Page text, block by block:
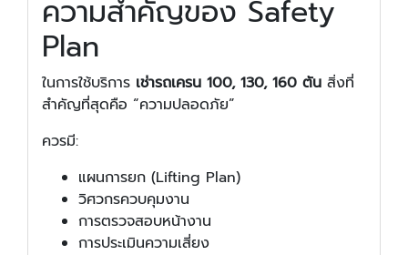
ความสำคัญของ Safety
Plan
ในการใช้บริการ เช่ารถเครน 100, 130, 160 ตัน สิ่งที่
สำคัญที่สุดคือ “ความปลอดภัย”
ควรมี:
แผนการยก (Lifting Plan)
วิศวกรควบคุมงาน
การตรวจสอบหน้างาน
การประเมินความเสี่ยง